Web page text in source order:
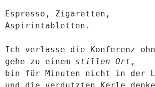
Espresso, Zigaretten,
Aspirintabletten.
Ich verlasse die Konferenz
gehe zu einem stillen Ort ,
bin für Minuten nicht in der
und die verdutzten Kerle